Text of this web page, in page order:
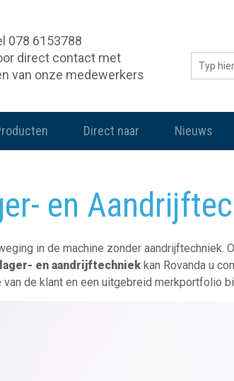
078 6153788
direct contact met
van onze medewerkers
Direct naar Nieuws
en
in de machine zonder aandrijftechniek.
lager- en aandrijftechniek kan Rovanda u
van de klant en een uitgebreid merkportfolio